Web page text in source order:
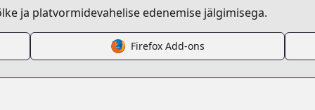
www.cdjapan.co.jp/product/NEOBK-2303434
ja platvormidevahelise edenemise jälgimisega.
Firefox Add-ons